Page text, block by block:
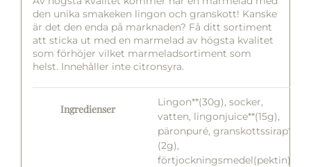
den unika smakeken lingon och granskott! Kanske
är det den enda på marknaden? Få ditt sortiment
att sticka ut med en marmelad av högsta kvalitet
som förhöjer vilket marmeladsortiment som
helst. Innehåller inte citronsyra.
Ingredienser
Lingon**(30g), socker,
vatten, lingonjuice**(15g),
päronpuré, granskottssirap*
(2g),
förtjockningsmedel(pektin),